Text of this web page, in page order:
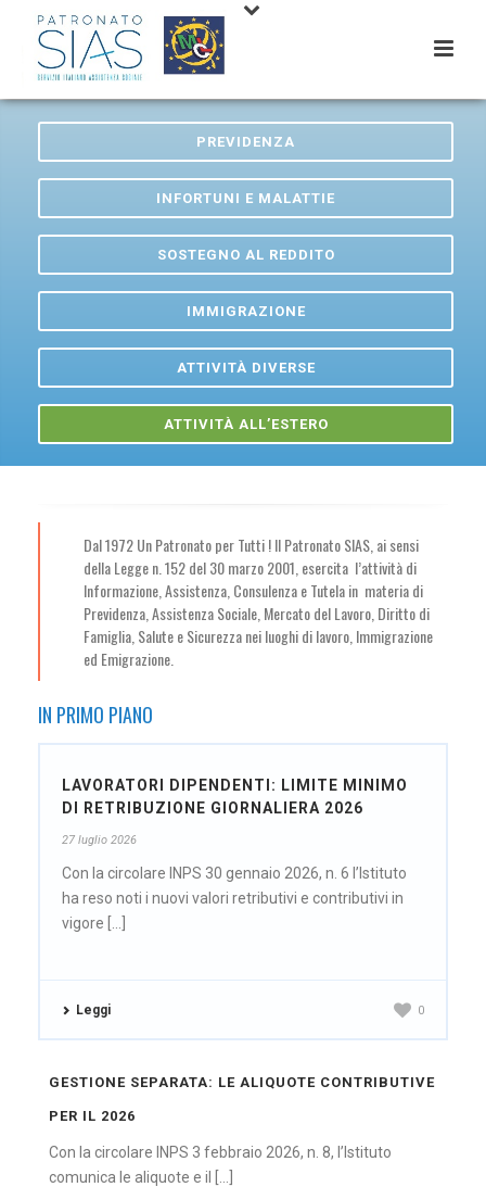
PREVIDENZA
INFORTUNI E MALATTIE
SOSTEGNO AL REDDITO
IMMIGRAZIONE
ATTIVITÀ DIVERSE
ATTIVITÀ ALL’ESTERO
Dal 1972 Un Patronato per Tutti ! Il Patronato SIAS, ai sensi
della Legge n. 152 del 30 marzo 2001, esercita l’attività di
Informazione, Assistenza, Consulenza e Tutela in materia di
Previdenza, Assistenza Sociale, Mercato del Lavoro, Diritto di
Famiglia, Salute e Sicurezza nei luoghi di lavoro, Immigrazione
ed Emigrazione.
IN PRIMO PIANO
LAVORATORI DIPENDENTI: LIMITE MINIMO
DI RETRIBUZIONE GIORNALIERA 2026
27 luglio 2026
Con la circolare INPS 30 gennaio 2026, n. 6 l’Istituto
ha reso noti i nuovi valori retributivi e contributivi in
vigore [...]
Leggi 0
GESTIONE SEPARATA: LE ALIQUOTE CONTRIBUTIVE
PER IL 2026
Con la circolare INPS 3 febbraio 2026, n. 8, l’Istituto
comunica le aliquote e il [...]